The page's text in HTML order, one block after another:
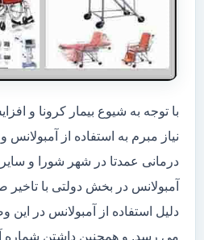
با توجه به شیوع بیمار کرونا و
نیاز مبرم به استفاده از آمبولانس
درمانی عمدتا در شهر شورا و سایر
آمبولانس در بخش دولتی با
دلیل استفاده از آمبولانس در
می رسد. و همچنین داشتن شماره